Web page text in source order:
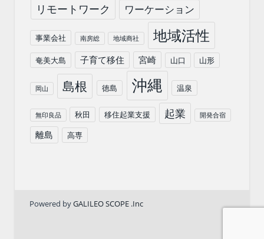
リモートワーク ワーケーション
事業会社 南房総 地域商社 地域活性
奄美大島 子育て移住 宮崎 山口 山形
岡山 島根 徳島 沖縄 温泉
無印良品 秋田 移住起業支援 起業 開発合宿
離島 高専
Powered byGALILEO SCOPE .Inc